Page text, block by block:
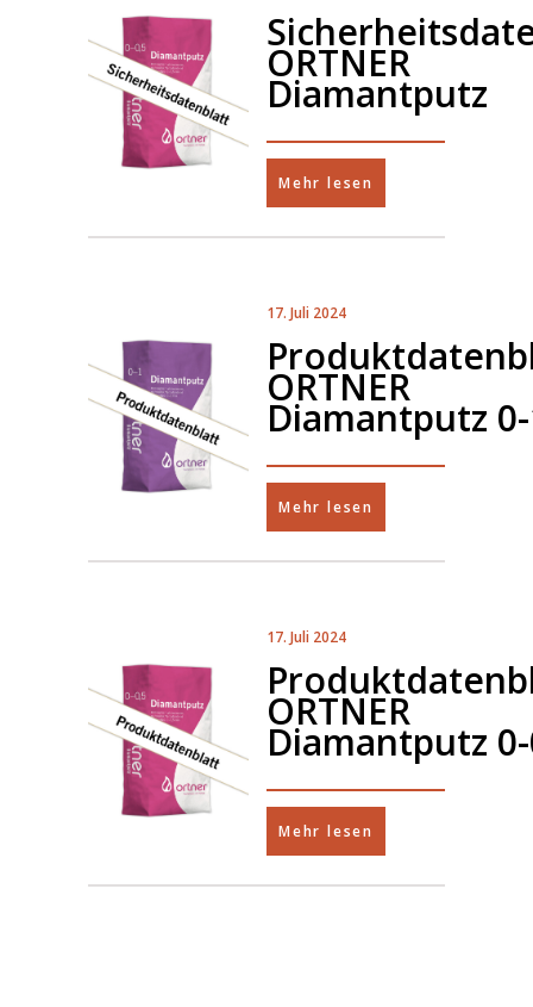
ORTNER
Diamantputz
Mehr lesen
17. Juli 2024
ORTNER
Diamantputz
Mehr lesen
17. Juli 2024
ORTNER
Diamantputz
Mehr lesen